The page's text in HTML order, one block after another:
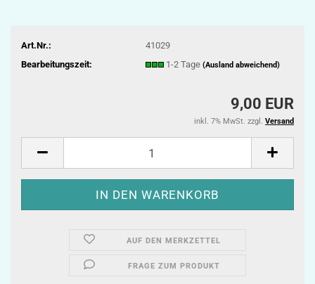
Art.Nr.:
41029
Bearbeitungszeit:
1-2 Tage (Ausland abweichend)
9,00 EUR
inkl. 7% MwSt. zzgl. Versand
AUF DEN MERKZETTEL
FRAGE ZUM PRODUKT